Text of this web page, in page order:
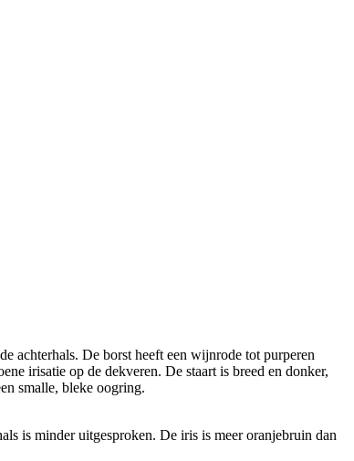
achterhals. De borst heeft een wijnrode tot purperen
irisatie op de dekveren. De staart is breed en donker,
smalle, bleke oogring.
is minder uitgesproken. De iris is meer oranjebruin dan